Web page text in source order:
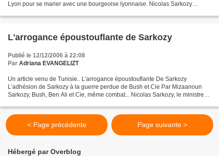
Lyon pour se marier avec une bourgeoise lyonnaise. Nicolas Sarkozy
L'arrogance époustouflante de Sarkozy
Publié le 12/12/2006 à 22:08
Par Adriana EVANGELIZT
Un article venu de Tunisie.. L’arrogance époustouflante De Sarkozy
L’adhésion de Sarkozy à la guerre perdue de Bush et Cie Par Mizaanoun
Sarkozy, Bush, Ben Ali et Cie, même combat... Nicolas Sarkozy, le ministre
< Page précédente Page suivante >
Hébergé par Overblog